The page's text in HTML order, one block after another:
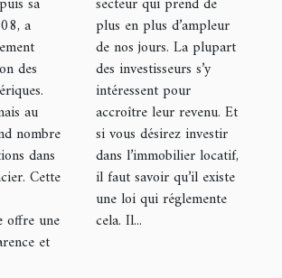
a
des
au
nombre
dans
Cette
offre une
et
département
de la Gironde
?
plus en plus d’ampleur
de nos jours. La plupart
des investisseurs s’y
intéressent pour
accroître leur revenu. Et
si vous désirez investir
dans l’immobilier locatif,
il faut savoir qu’il existe
une loi qui réglemente
cela. Il...